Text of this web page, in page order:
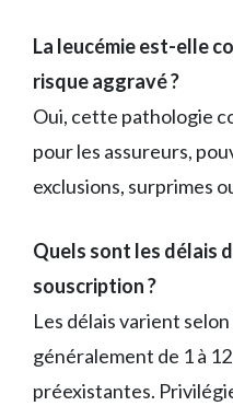
La leucémie est-elle
risque aggravé ?
Oui, cette pathologie
pour les assureurs,
exclusions, surprimes
Quels sont les délais
souscription ?
Les délais varient
généralement de 1 à
préexistantes.